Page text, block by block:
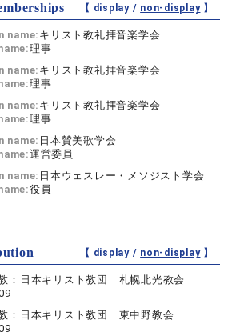
【 display / non-display】
name:キリスト教礼拝音楽学会
理事
name:キリスト教礼拝音楽学会
理事
name:キリスト教礼拝音楽学会
理事
name: 日本賛美歌学会
運営委員
name: 日本ウェスレー・メソジスト学会
役員
【 display / non-display】
：日本キリスト教団 札幌北光教会
：日本キリスト教団 東中野教会